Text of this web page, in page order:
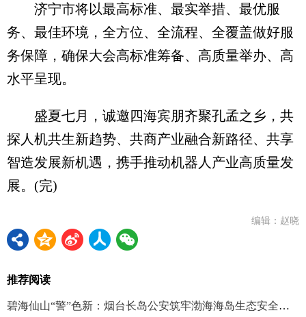
济宁市将以最高标准、最实举措、最优服
务、最佳环境，全方位、全流程、全覆盖做好服
务保障，确保大会高标准筹备、高质量举办、高
水平呈现。
盛夏七月，诚邀四海宾朋齐聚孔孟之乡，共
探人机共生新趋势、共商产业融合新路径、共享
智造发展新机遇，携手推动机器人产业高质量发
展。(完)
编辑：赵晓
推荐阅读
碧海仙山“警”色新：烟台长岛公安筑牢渤海海岛生态安全屏障